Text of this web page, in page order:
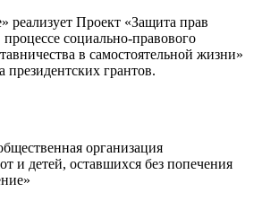
Проект «Защита прав
социально-правового
в самостоятельной жизни»
грантов.
организация
и детей, оставшихся без попечения